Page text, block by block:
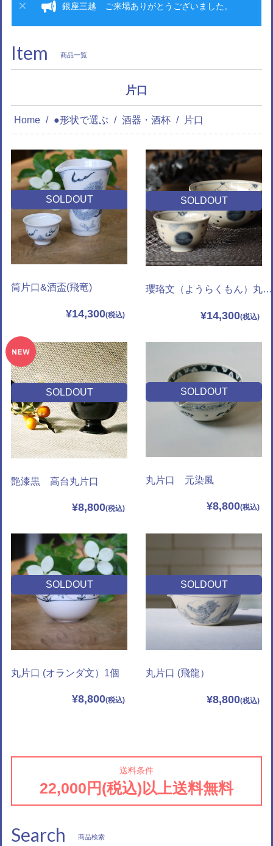
銀座三越 ご来場ありがとうございました。
Item 商品一覧
片口
Home ●形状で選ぶ 酒器・酒杯 片口
SOLDOUT
筒片口&酒盃(飛竜)
¥14,300
SOLDOUT
瓔珞文（ようらくもん）丸片口＆酒杯
¥14,300
SOLDOUT
艶漆黒 高台丸片口
¥8,800
SOLDOUT
丸片口 元染風
¥8,800
SOLDOUT
丸片口 (オランダ文）1個
¥8,800
SOLDOUT
丸片口 (飛龍）
¥8,800
送料条件
22,000円(税込)以上送料無料
Search 商品検索